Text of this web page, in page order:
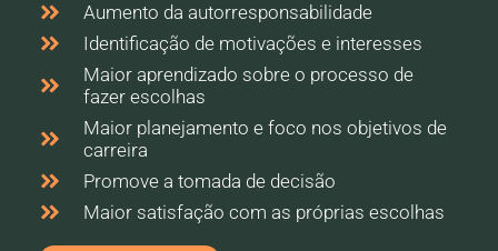
Aumento da autorresponsabilidade
Identificação de motivações e interesses
Maior aprendizado sobre o processo de
fazer escolhas
Maior planejamento e foco nos objetivos de
carreira
Promove a tomada de decisão
Maior satisfação com as próprias escolhas